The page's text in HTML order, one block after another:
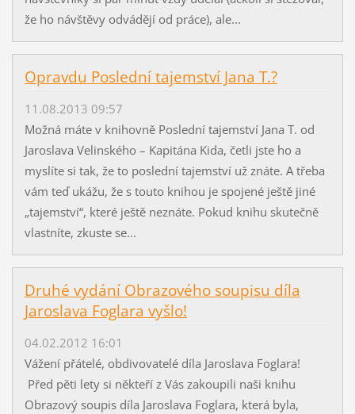
že ho návštěvy odvádějí od práce), ale...
Opravdu Poslední tajemství Jana T.?
11.08.2013 09:57
Možná máte v knihovně Poslední tajemství Jana T. od
Jaroslava Velinského – Kapitána Kida, četli jste ho a
myslíte si tak, že to poslední tajemství už znáte. A třeba
vám teď ukážu, že s touto knihou je spojené ještě jiné
„tajemství“, které ještě neznáte. Pokud knihu skutečně
vlastníte, zkuste se...
Druhé vydání Obrazového soupisu díla
Jaroslava Foglara vyšlo!
04.02.2012 16:01
Vážení přátelé, obdivovatelé díla Jaroslava Foglara!
Před pěti lety si někteří z Vás zakoupili naši knihu
Obrazový soupis díla Jaroslava Foglara, která byla,